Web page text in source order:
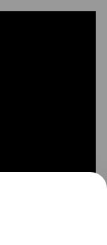
кто-
охватило